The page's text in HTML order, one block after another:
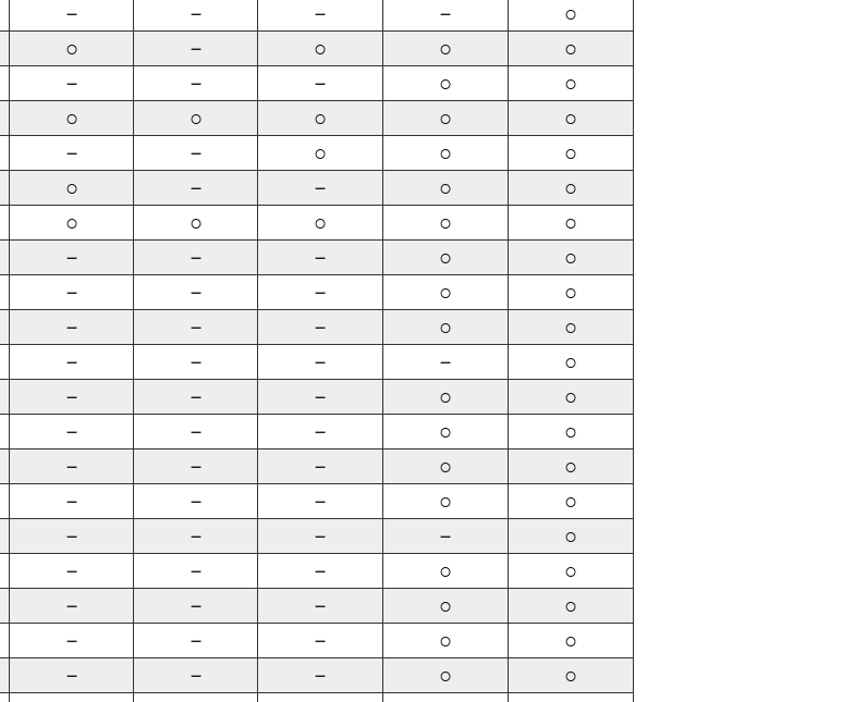
－ － － － ○
○ － ○ ○ ○
－ － － ○ ○
○ ○ ○ ○ ○
－ － ○ ○ ○
○ － － ○ ○
○ ○ ○ ○ ○
－ － － ○ ○
－ － － ○ ○
－ － － ○ ○
－ － － － ○
－ － － ○ ○
－ － － ○ ○
－ － － ○ ○
－ － － ○ ○
－ － － － ○
－ － － ○ ○
－ － － ○ ○
－ － － ○ ○
－ － － ○
○